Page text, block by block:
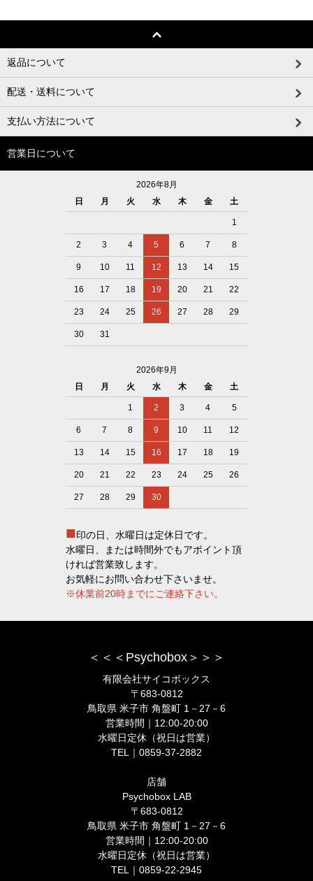
返品について
配送・送料について
支払い方法について
営業日について
2026年8月
日
月 火 水 木 金 土
1
2 3 4 5 6 7 8
9 10 11 12 13 14 15
16 17 18 19 20 21 22
23 24 25 26 27 28 29
30 31
2026年9月
日
月 火 水 木 金 土
1 2 3 4 5
6 7 8 9 10 11 12
13 14 15 16 17 18 19
20 21 22 23 24 25 26
27 28 29 30
■印の日、水曜日は定休日です。
水曜日、または時間外でもアポイント頂
ければ営業致します。
お気軽にお問い合わせ下さいませ。
※休業前20時までにご連絡下さい。
＜＜＜Psychobox＞＞＞
有限会社サイコボックス
〒683-0812
鳥取県 米子市 角盤町 1－27－6
営業時間｜12:00-20:00
水曜日定休（祝日は営業）
TEL｜0859-37-2882
店舗
Psychobox LAB
〒683-0812
鳥取県 米子市 角盤町 1－27－6
営業時間｜12:00-20:00
水曜日定休（祝日は営業）
TEL｜0859-22-2945